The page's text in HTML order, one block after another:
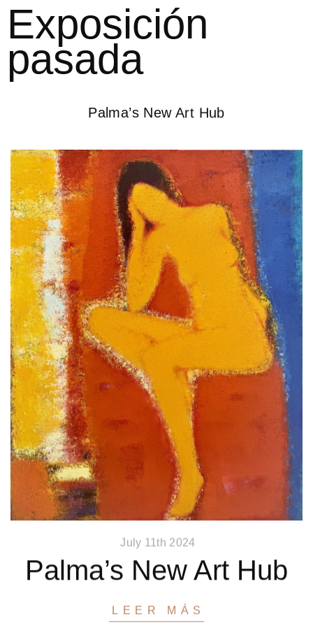
Exposición
pasada
Palma’s New Art Hub
July 11th 2024
Palma’s New Art Hub
LEER MÁS